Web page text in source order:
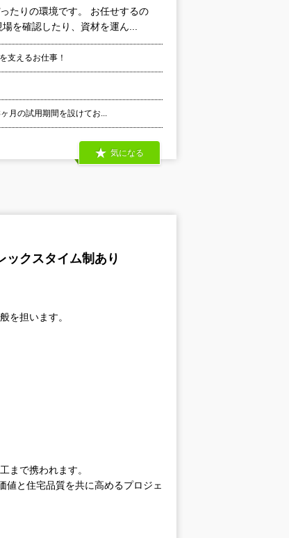
たりの環境です。 お任せするの
を確認したり、資材を運ん...
⽀えるお仕事！
⽉の試⽤期間を設けてお...
気になる
クスタイム制あり
を担います。
まで携われます。
値と住宅品質を共に高めるプロジェ